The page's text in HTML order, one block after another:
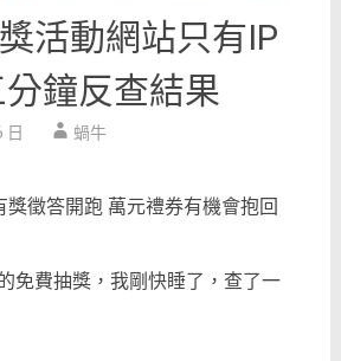
活動網站只有IP
鐘反查結果
日 蝸牛
獎徵答開跑 萬元禮券有機會抱回
免費抽獎，我剛快睡了，查了一